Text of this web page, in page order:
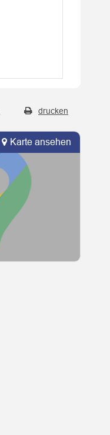
drucken
Karte ansehen